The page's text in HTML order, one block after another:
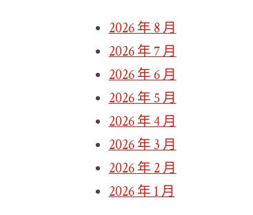
2026 年 8 月
2026 年 7 月
2026 年 6 月
2026 年 5 月
2026 年 4 月
2026 年 3 月
2026 年 2 月
2026 年 1 月